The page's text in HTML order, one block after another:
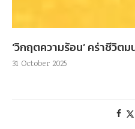
‘วิกฤตความร้อน’ คร่าชีวิต
31 October 2025